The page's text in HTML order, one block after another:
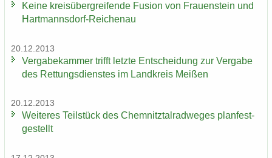
Keine kreis­über­grei­fen­de Fu­si­on von Frau­en­stein und
Hartmannsdorf-​Reichenau
20.12.2013
Ver­ga­be­kam­mer trifft letz­te Ent­schei­dung zur Ver­ga­be
des Ret­tungs­diens­tes im Land­kreis Mei­ßen
20.12.2013
Wei­te­res Teil­stück des Chem­nitz­tal­rad­we­ges plan­fest­
ge­stellt